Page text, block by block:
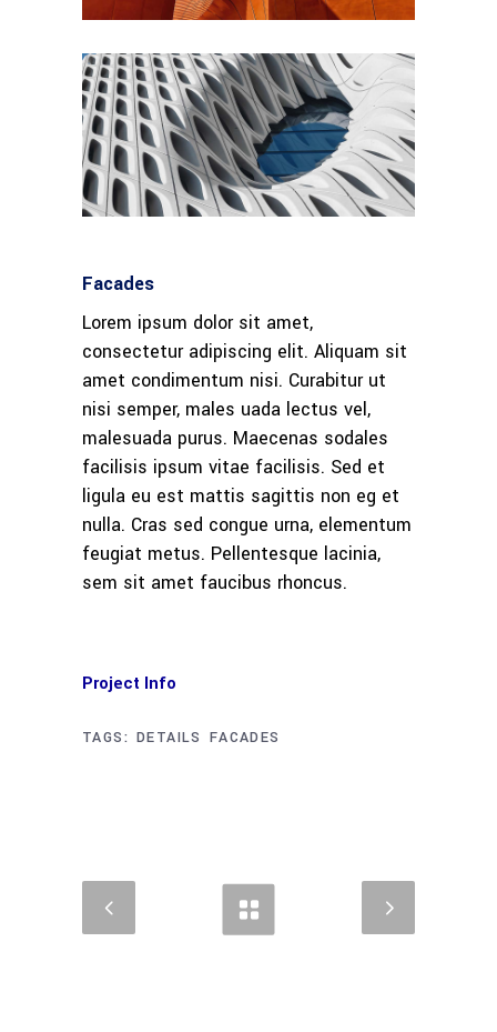
Facades
Lorem ipsum dolor sit amet,
consectetur adipiscing elit. Aliquam sit
amet condimentum nisi. Curabitur ut
nisi semper, males uada lectus vel,
malesuada purus. Maecenas sodales
facilisis ipsum vitae facilisis. Sed et
ligula eu est mattis sagittis non eg et
nulla. Cras sed congue urna, elementum
feugiat metus. Pellentesque lacinia,
sem sit amet faucibus rhoncus.
Project Info
TAGS: DETAILS FACADES